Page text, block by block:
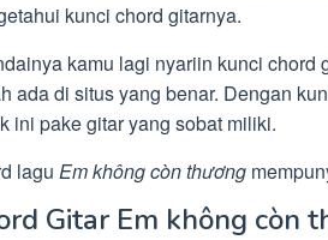
kunci chord gitarnya.
kamu lagi nyariin kunci chord
ada di situs yang benar. Dengan
ini pake gitar yang sobat miliki.
lagu Em không còn thương
Gitar Em không còn